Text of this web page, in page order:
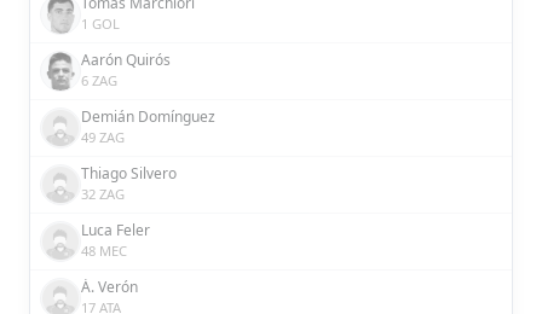
1 GOL
Aarón Quirós
6 ZAG
Demián Domínguez
49 ZAG
Thiago Silvero
32 ZAG
Luca Feler
48 MEC
Á. Verón
17 ATA